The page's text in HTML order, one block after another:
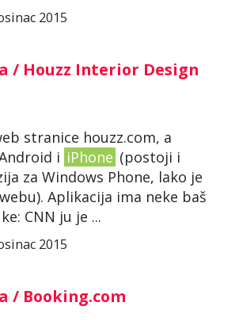
2015
/ Houzz Interior Design
stranice houzz.com, a
i iPhone (postoji i
za Windows Phone, lako je
Aplikacija ima neke baš
CNN ju je ...
2015
/ Booking.com